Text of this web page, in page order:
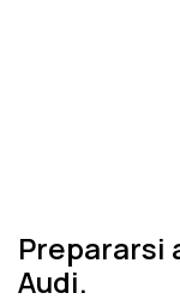
Prepararsi
Audi.